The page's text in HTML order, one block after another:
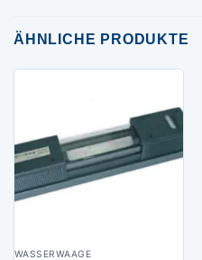
ÄHNLICHE PRODUKTE
WASSERWAAGE